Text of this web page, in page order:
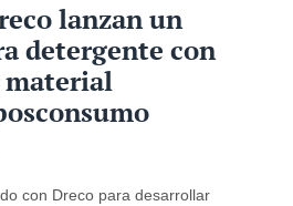
lanzan un
detergente con
material
con Dreco para desarrollar